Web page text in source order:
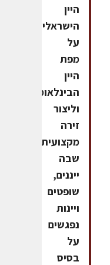
היין
הישראלי
על
מפת
היין
הבינלאומית
וליצור
זירה
מקצועית
שבה
ייננים,
שופטים
ויינות
נפגשים
על
בסיס